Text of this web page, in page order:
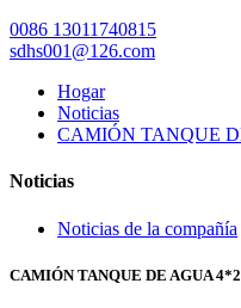
0086 13011740815
sdhs001@126.com
Hogar
Noticias
CAMIÓN TANQUE
Noticias
Noticias de la compañía
CAMIÓN TANQUE DE AGUA